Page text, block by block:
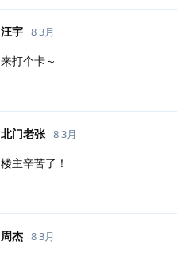
汪宇 8 3月
来打个卡～
北门老张 8 3月
楼主辛苦了！
周杰 8 3月